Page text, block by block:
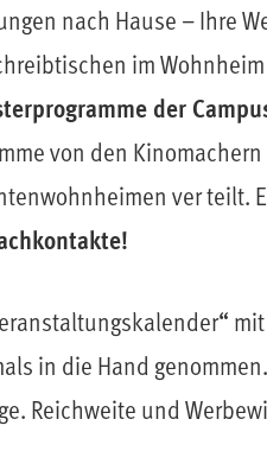
nach Hause – Ihre
im
der
von den
ver teilt.
in die Hand
Reichweite und